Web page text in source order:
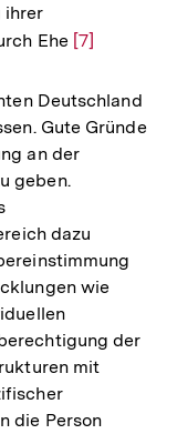
ihrer
Ehe Zur
der
Fußnote
[7]
Deutschland
Gute Gründe
an der
geben.
dazu
wie
der
mit
die Person